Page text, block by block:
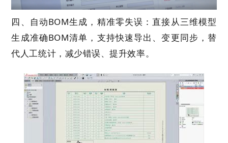
四、自动BOM生成，精准零失误： 直接从三维模型
生成准确BOM清单，支持快速导出、变更同步，替
代人工统计，减少错误、提升效率。